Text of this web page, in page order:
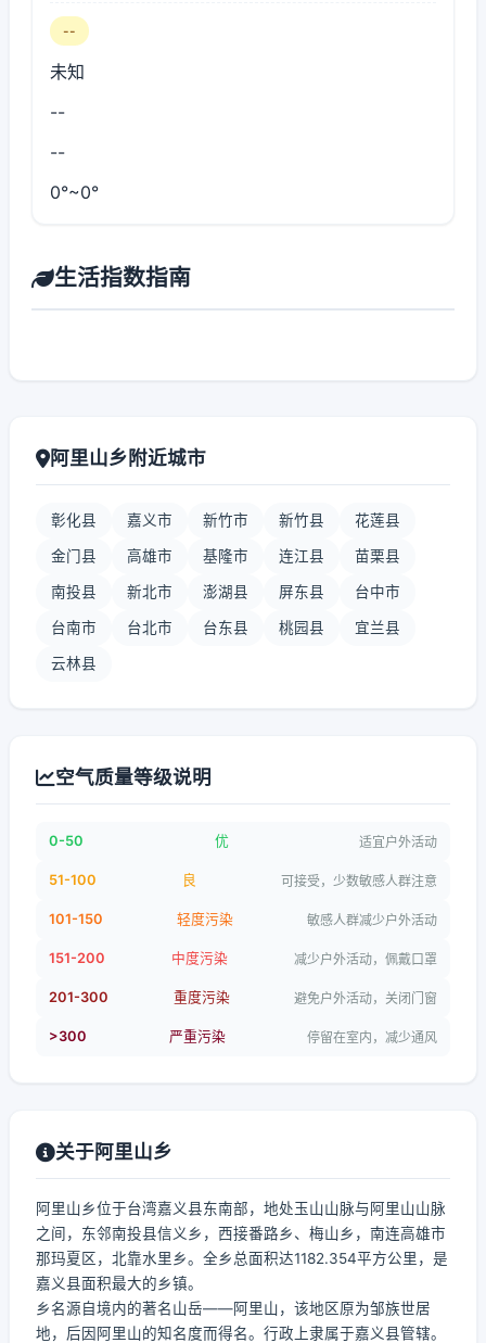
--
未知
--
--
0°~0°
生活指数指南
阿里山乡附近城市
彰化县 嘉义市 新竹市 新竹县 花莲县
金门县 高雄市 基隆市 连江县 苗栗县
南投县 新北市 澎湖县 屏东县 台中市
台南市 台北市 台东县 桃园县 宜兰县
云林县
空气质量等级说明
0-50 优 适宜户外活动
51-100 良 可接受，少数敏感人群注意
101-150 轻度污染 敏感人群减少户外活动
151-200 中度污染 减少户外活动，佩戴口罩
201-300 重度污染 避免户外活动，关闭门窗
>300 严重污染 停留在室内，减少通风
关于阿里山乡
阿里山乡位于台湾嘉义县东南部，地处玉山山脉与阿里山山脉
之间，东邻南投县信义乡，西接番路乡、梅山乡，南连高雄市
那玛夏区，北靠水里乡。全乡总面积达1182.354平方公里，是
嘉义县面积最大的乡镇。
乡名源自境内的著名山岳——阿里山，该地区原为邹族世居
地，后因阿里山的知名度而得名。行政上隶属于嘉义县管辖。